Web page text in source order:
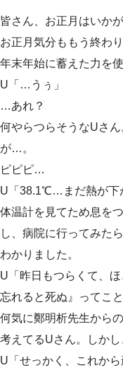
皆さん、お正月はいか
お正月気分ももう終わ
年末年始に蓄えた力を
U「…うぅ」
…あれ？
何やらつらそうなUさ
が…。
ピピピ…
U「38.1℃…まだ熱が下
体温計を見てため息を
し、病院に行ってみた
わかりました。
U「昨日もつらくて、
忘れると死ぬ』ってこ
何気に鄭明析先生から
考えてるUさん。しかし
U「せっかく、これか